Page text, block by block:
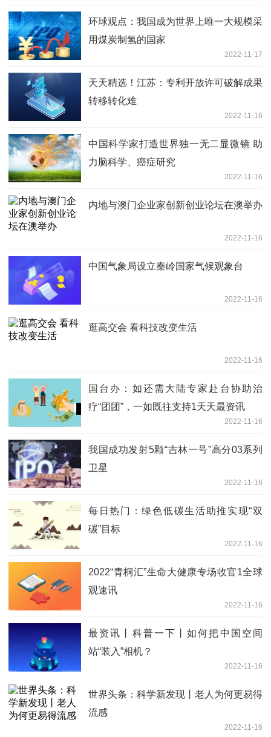
环球观点：我国成为世界上唯一大规模采
用煤炭制氢的国家
2022-11-17
天天精选！江苏：专利开放许可破解成果
转移转化难
2022-11-16
中国科学家打造世界独一无二显微镜 助
力脑科学、癌症研究
2022-11-16
内地与澳门企业家创新创业论坛在澳举办
2022-11-16
中国气象局设立秦岭国家气候观象台
2022-11-16
逛高交会 看科技改变生活
2022-11-16
国台办：如还需大陆专家赴台协助治
疗“团团”，一如既往支持1天天最资讯
2022-11-16
我国成功发射5颗“吉林一号”高分03系列
卫星
2022-11-16
每日热门：绿色低碳生活助推实现“双
碳”目标
2022-11-16
2022“青桐汇”生命大健康专场收官1全球
观速讯
2022-11-16
最资讯丨科普一下丨如何把中国空间
站“装入”相机？
2022-11-16
世界头条：科学新发现丨老人为何更易得
流感
2022-11-16